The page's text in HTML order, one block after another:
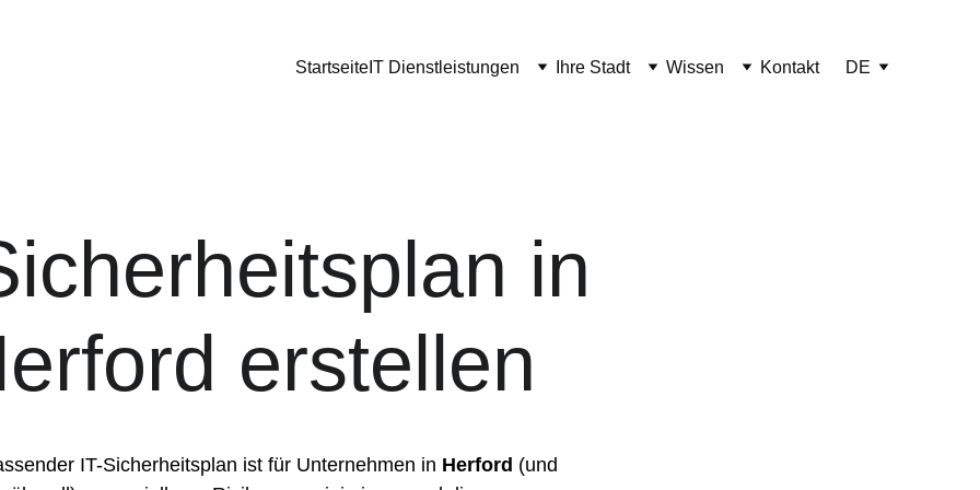
Startseite IT Dienstleistungen Ihre Stadt Wissen Kontakt DE
in
erstellen
IT-Sicherheitsplan ist für Unternehmen in Herford (und